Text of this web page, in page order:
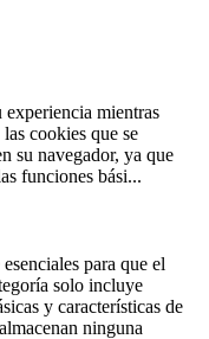
mientras
cookies que se
su navegador, ya que
funciones bási...
para que el
solo incluye
y características de
ninguna